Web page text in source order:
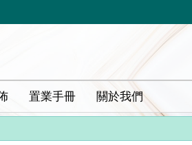
置業手冊 關於我們